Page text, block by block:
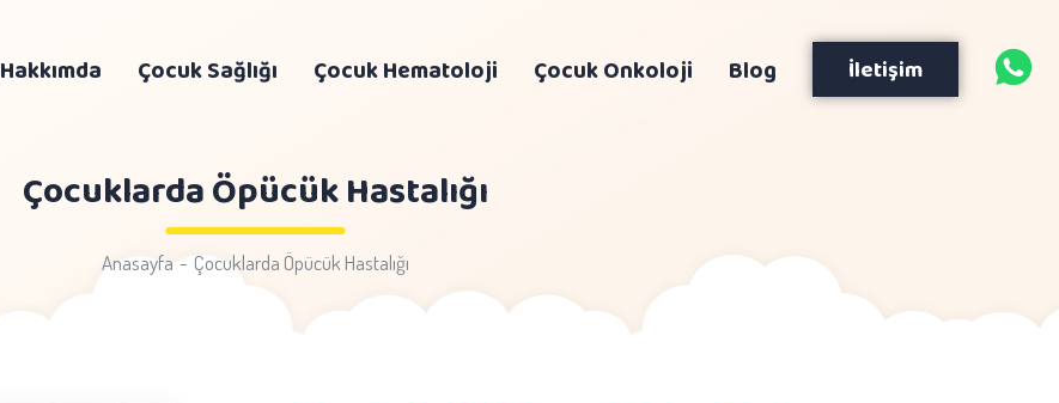
İletişim
Hakkımda Çocuk Sağlığı Çocuk Hematoloji Çocuk Onkoloji Blog
Çocuklarda Öpücük Hastalığı
Anasayfa Çocuklarda Öpücük Hastalığı